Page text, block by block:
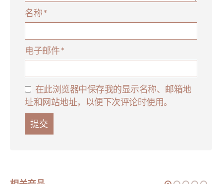
名称*
电子邮件*
在此浏览器中保存我的显示名称、邮箱地
址和网站地址，以便下次评论时使用。